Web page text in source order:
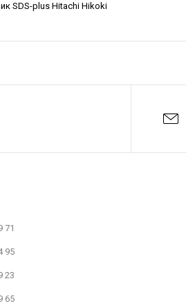
SDS-plus Hitachi Hikoki
71
95
23
65